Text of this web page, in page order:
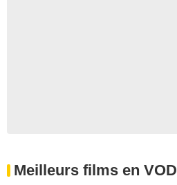
Meilleurs films en VOD